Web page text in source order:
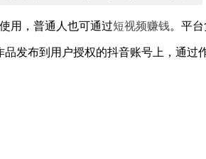
用，普通人也可通过短视频赚钱。平
发布到用户授权的抖音账号上，通过